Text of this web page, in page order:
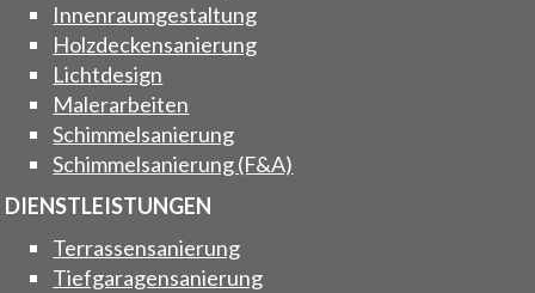
Innenraumgestaltung
Holzdeckensanierung
Lichtdesign
Malerarbeiten
Schimmelsanierung
Schimmelsanierung (F&A)
DIENSTLEISTUNGEN
Terrassensanierung
Tiefgaragensanierung